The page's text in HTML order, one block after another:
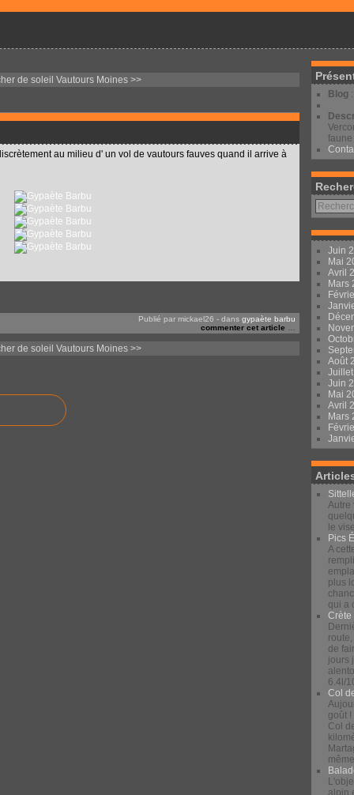
de soleil Vautours Moines >>
au milieu d' un vol de vautours fauves quand il arrive à
Publié par mickael26 - dans gypaète barbu
commenter cet article
de soleil Vautours Moines >>
Blog
Juin
Mai
Avril
Mars
Août
Juin
Mai
Avril
Mars
Autre
le
Pics
A
plus
qui a
Crète
de
jours
6.4l/
Col
goût
Col
alpin